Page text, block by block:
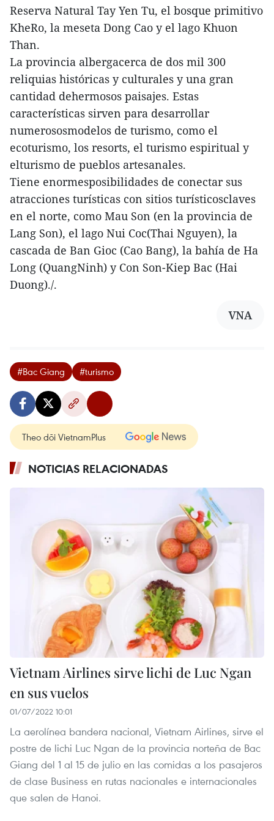
Reserva Natural Tay Yen Tu, el bosque primitivo
KheRo, la meseta Dong Cao y el lago Khuon
Than.
La provincia albergacerca de dos mil 300
reliquias históricas y culturales y una gran
cantidad dehermosos paisajes. Estas
características sirven para desarrollar
numerososmodelos de turismo, como el
ecoturismo, los resorts, el turismo espiritual y
elturismo de pueblos artesanales.
Tiene enormesposibilidades de conectar sus
atracciones turísticas con sitios turísticosclaves
en el norte, como Mau Son (en la provincia de
Lang Son), el lago Nui Coc(Thai Nguyen), la
cascada de Ban Gioc (Cao Bang), la bahía de Ha
Long (QuangNinh) y Con Son-Kiep Bac (Hai
Duong)./.
VNA
#Bac Giang #turismo
Theo dõi VietnamPlus
NOTICIAS RELACIONADAS
Vietnam Airlines sirve lichi de Luc Ngan
en sus vuelos
01/07/2022 10:01
La aerolínea bandera nacional, Vietnam Airlines, sirve el
postre de lichi Luc Ngan de la provincia norteña de Bac
Giang del 1 al 15 de julio en las comidas a los pasajeros
de clase Business en rutas nacionales e internacionales
que salen de Hanoi.